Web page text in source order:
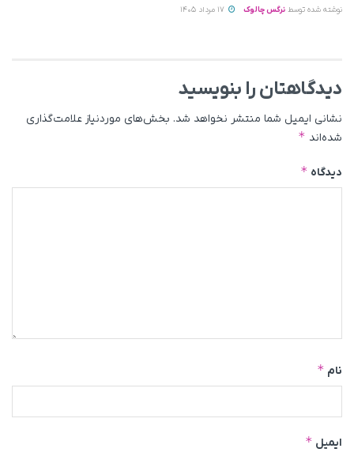
نوشته شده توسط نرگس چالوک
دیدگاهتان را بنویسید
نشانی ایمیل شما منتشر نخواهد شد. بخش‌های موردنیاز علامت‌گذاری
شده‌اند *
دیدگاه *
نام *
ایمیل *